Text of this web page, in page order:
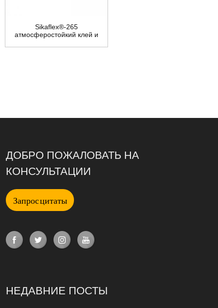
Sikaflex®-265
атмосферостойкий клей и
остекления
ДОБРО ПОЖАЛОВАТЬ НА
КОНСУЛЬТАЦИИ
Запрос цитаты
НЕДАВНИЕ ПОСТЫ